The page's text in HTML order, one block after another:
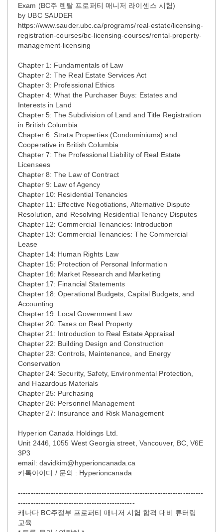
Exam (BC주 렌탈 프로퍼티 매니저 라이센스 시험)
by UBC SAUDER
https://www.sauder.ubc.ca/programs/real-estate/licensing-
registration-courses/bc-licensing-courses/rental-property-
management-licensing
Chapter 1: Fundamentals of Law
Chapter 2: The Real Estate Services Act
Chapter 3: Professional Ethics
Chapter 4: What the Purchaser Buys: Estates and
Interests in Land
Chapter 5: The Subdivision of Land and Title Registration
in British Columbia
Chapter 6: Strata Properties (Condominiums) and
Cooperative in British Columbia
Chapter 7: The Professional Liability of Real Estate
Licensees
Chapter 8: The Law of Contract
Chapter 9: Law of Agency
Chapter 10: Residential Tenancies
Chapter 11: Effective Negotiations, Alternative Dispute
Resolution, and Resolving Residential Tenancy Disputes
Chapter 12: Commercial Tenancies: Introduction
Chapter 13: Commercial Tenancies: The Commercial
Lease
Chapter 14: Human Rights Law
Chapter 15: Protection of Personal Information
Chapter 16: Market Research and Marketing
Chapter 17: Financial Statements
Chapter 18: Operational Budgets, Capital Budgets, and
Accounting
Chapter 19: Local Government Law
Chapter 20: Taxes on Real Property
Chapter 21: Introduction to Real Estate Appraisal
Chapter 22: Building Design and Construction
Chapter 23: Controls, Maintenance, and Energy
Conservation
Chapter 24: Security, Safety, Environmental Protection,
and Hazardous Materials
Chapter 25: Purchasing
Chapter 26: Personnel Management
Chapter 27: Insurance and Risk Management
Hyperion Canada Holdings Ltd.
Unit 2446, 1055 West Georgia street, Vancouver, BC, V6E
3P3
email: davidkim@hyperioncanada.ca
카톡아이디 / 문의 : Hyperioncanada
-------------------------------------------------------------------------
----------------------------------------------
캐나다 BC주정부 프로퍼티 매니저 시험 합격 대비 튜터링
교육